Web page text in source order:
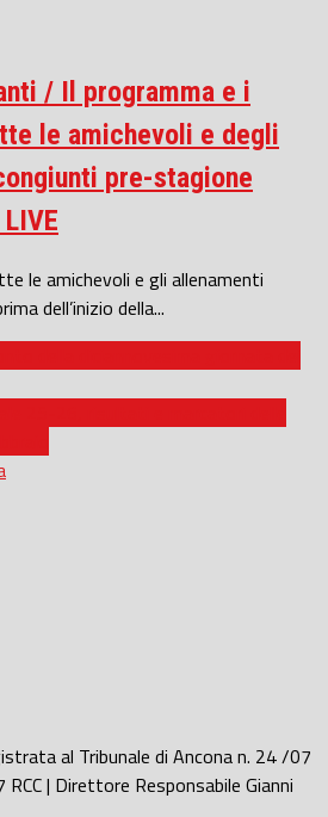
/ Il programma e i
le amichevoli e degli
pre-stagione
le amichevoli e gli allenamenti
dell’inizio della...
al Tribunale di Ancona n. 24 /07
| Direttore Responsabile Gianni